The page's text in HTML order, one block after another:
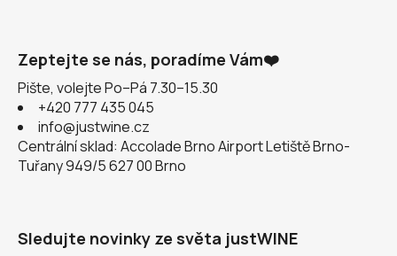
Zeptejte se nás, poradíme Vám❤️
Pište, volejte Po–Pá 7.30–15.30
+420 777 435 045
info@justwine.cz
Centrální sklad: Accolade Brno Airport Letiště Brno-
Tuřany 949/5 627 00 Brno
Sledujte novinky ze světa justWINE